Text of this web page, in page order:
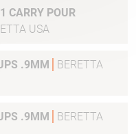
CARRY POUR
USA
8 COUPS .9MM
BERETTA
.9MM
BERETTA